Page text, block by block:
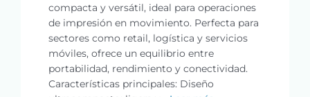
compacta y versátil, ideal para operaciones
de impresión en movimiento. Perfecta para
sectores como retail, logística y servicios
móviles, ofrece un equilibrio entre
portabilidad, rendimiento y conectividad.
Características principales: Diseño